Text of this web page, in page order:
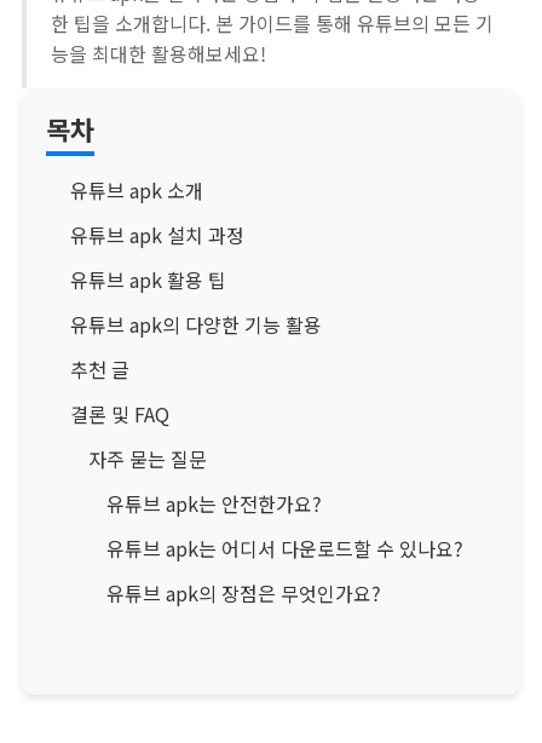
한 팁을 소개합니다. 본 가이드를 통해 유튜브의 모든 기
능을 최대한 활용해보세요!
목차
유튜브 apk 소개
유튜브 apk 설치 과정
유튜브 apk 활용 팁
유튜브 apk의 다양한 기능 활용
추천 글
결론 및 FAQ
자주 묻는 질문
유튜브 apk는 안전한가요?
유튜브 apk는 어디서 다운로드할 수 있나요?
유튜브 apk의 장점은 무엇인가요?